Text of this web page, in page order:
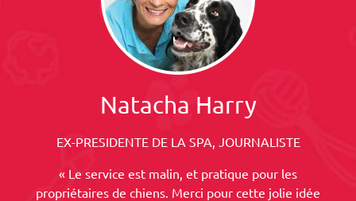
Natacha Harry
EX-PRESIDENTE DE LA SPA, JOURNALISTE
« Le service est malin, et pratique pour les
propriétaires de chiens. Merci pour cette jolie idée